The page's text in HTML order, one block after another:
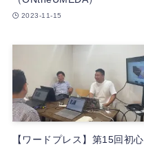
2023-11-15
【ワードプレス】第15回初心